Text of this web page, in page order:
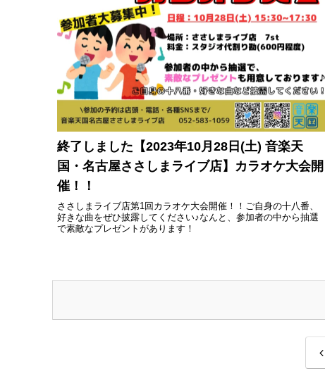
終了しました【2023年10月28日(土) 音楽天
国・名古屋ささしまライブ店】カラオケ大会開
催！！
ささしまライブ店第1回カラオケ大会開催！！ご自身の十八番、
好きな曲をぜひ披露してください♪なんと、参加者の中から抽選
で素敵なプレゼントがあります！
前